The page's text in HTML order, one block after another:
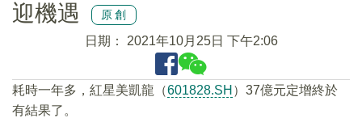
迎機遇
原創
日期： 2021年10月25日 下午2:06
耗時一年多，紅星美凱龍（601828.SH ）37億元定增終於
有結果了。